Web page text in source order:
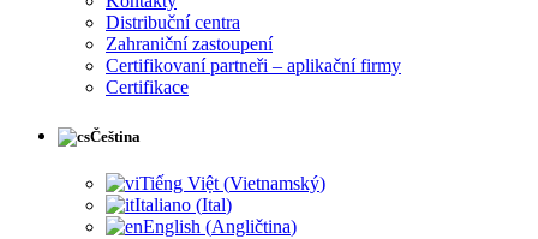
Distribuční centra
Zahraniční zastoupení
Certifikovaní partneři – aplikační firmy
Certifikace
Čeština
Tiếng Việt (Vietnamský)
Italiano (Ital)
English (Angličtina)